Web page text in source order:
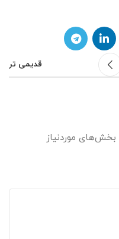
قدیمی تر
بخش‌های موردنیاز